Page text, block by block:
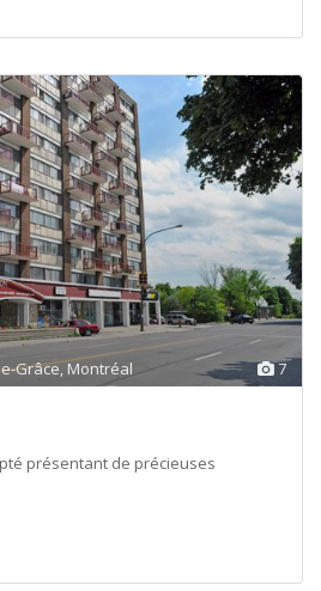
7
Grâce,Montréal
présentant de précieuses